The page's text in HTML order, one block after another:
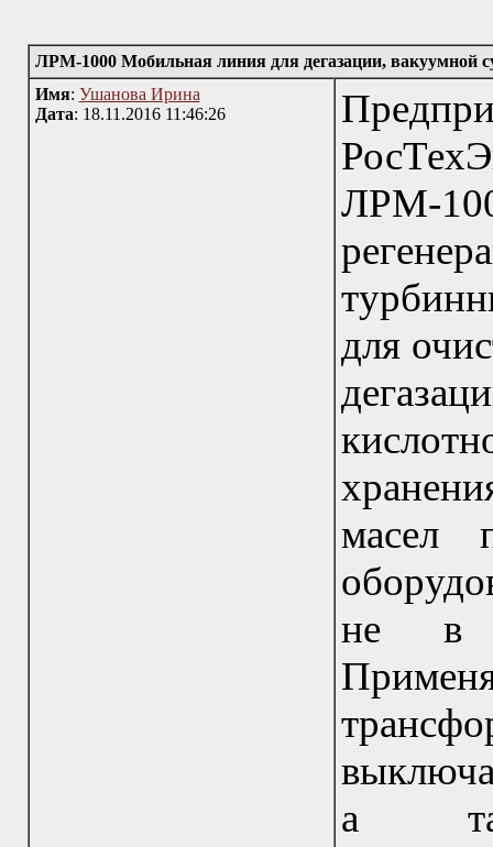
ЛРМ-1000 Мобильная линия для дегазации, вакуумной
Имя: Ушанова Ирина
Дата: 18.11.2016 11:46:26
ЛРМ-
для
масел
не в
а